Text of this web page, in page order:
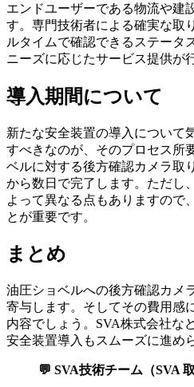
エンドユーザーである物流や建
す。専門技術者による確実な取
ルタイムで確認できるステータ
ニーズに応じたサービス提供が
導入期間について
新たな安全装置の導入について
すべきなのが、そのプロセス所
ベルに対する後方確認カメラ取
から数日で完了します。ただし
よって異なる点もありますので
とが重要です。
まとめ
油圧ショベルへの後方確認カメ
寄与します。そしてその費用感
内容でしょう。SVA株式会社な
安全装置導入もスムーズに進め
💬 SVA技術チーム（SVA